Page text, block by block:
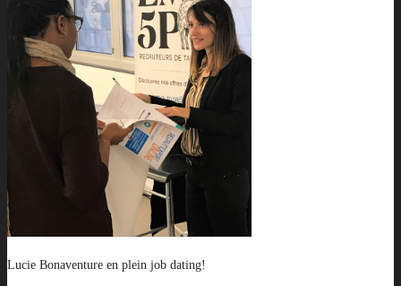
Lucie Bonaventure en plein job dating!